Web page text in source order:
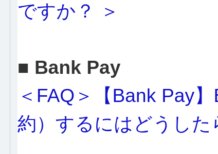
ですか？ ＞
■ Bank Pay
＜FAQ＞【Bank Pay
約）するにはどうし